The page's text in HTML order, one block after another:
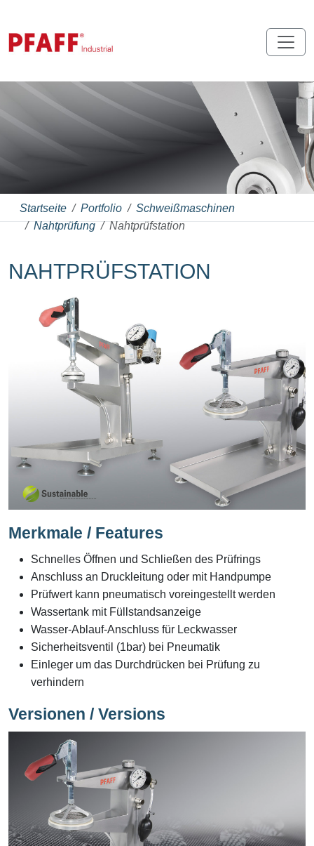
Startseite Portfolio
Schweißmaschinen
Nahtprüfung
Nahtprüfstation
NAHTPRÜFSTATION
Merkmale / Features
Schnelles Öffnen und Schließen des Prüfrings
Anschluss an Druckleitung oder mit Handpumpe
Prüfwert kann pneumatisch voreingestellt werden
Wassertank mit Füllstandsanzeige
Wasser-Ablauf-Anschluss für Leckwasser
Sicherheitsventil (1bar) bei Pneumatik
Einleger um das Durchdrücken bei Prüfung zu
verhindern
Versionen / Versions